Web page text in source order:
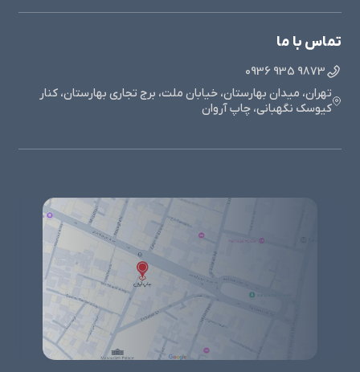
تماس با ما
9873 935 0936
تهران، میدان بهارستان، خیابان ملت، برج تجاری بهارستان، کنار
کیوسک نگهبانی، چاپ آروان